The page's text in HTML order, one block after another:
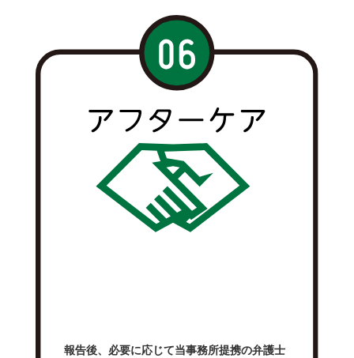
報告後、必要に応じて当事務所提携の弁護士